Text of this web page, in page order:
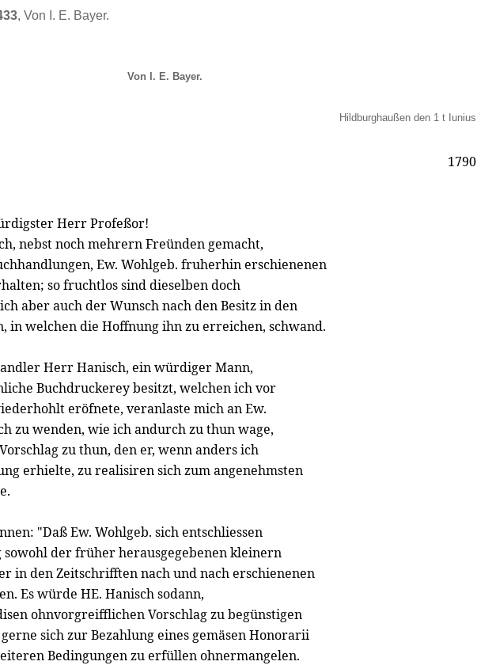
, Von I. E. Bayer.
Von I. E. Bayer.
Hildburghaußen den 1 t Iunius
1790
Herr Profeßor!
nebst noch mehrern Freünden gemacht,
Ew. Wohlgeb. fruherhin erschienenen
so fruchtlos sind dieselben doch
aber auch der Wunsch nach den Besitz in den
in welchen die Hoffnung ihn zu erreichen, schwand.
Herr Hanisch, ein würdiger Mann,
Buchdruckerey besitzt, welchen ich vor
eröfnete, veranlaste mich an Ew.
zu wenden, wie ich andurch zu thun wage,
zu thun, den er, wenn anders ich
erhielte, zu realisiren sich zum angenehmsten
"Daß Ew. Wohlgeb. sich entschliessen
der früher herausgegebenen kleinern
in den Zeitschrifften nach und nach erschienenen
Es würde HE. Hanisch sodann,
ohnvorgreifflichen Vorschlag zu begünstigen
sich zur Bezahlung eines gemäsen Honorarii
Bedingungen zu erfüllen ohnermangelen.